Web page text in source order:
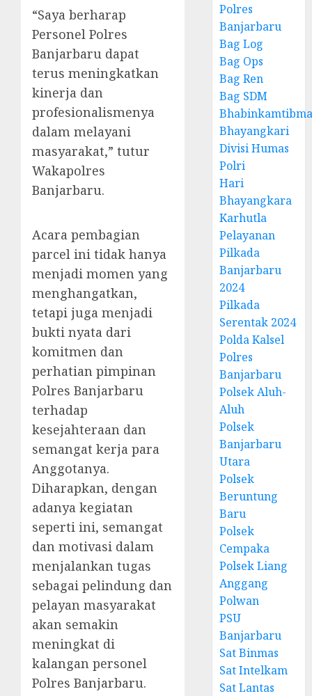
“Saya berharap
Personel Polres
Banjarbaru dapat
terus meningkatkan
kinerja dan
profesionalismenya
dalam melayani
masyarakat,” tutur
Wakapolres
Banjarbaru.
Acara pembagian
parcel ini tidak hanya
menjadi momen yang
menghangatkan,
tetapi juga menjadi
bukti nyata dari
komitmen dan
perhatian pimpinan
Polres Banjarbaru
terhadap
kesejahteraan dan
semangat kerja para
Anggotanya.
Diharapkan, dengan
adanya kegiatan
seperti ini, semangat
dan motivasi dalam
menjalankan tugas
sebagai pelindung dan
pelayan masyarakat
akan semakin
meningkat di
kalangan personel
Polres Banjarbaru.
Polres
Banjarbaru
Bag Log
Bag Ops
Bag Ren
Bag SDM
Bhayangkari
Divisi Humas
Polri
Hari
Bhayangkara
Karhutla
Pelayanan
Pilkada
Banjarbaru
2024
Pilkada
Serentak 2024
Polda Kalsel
Polres
Banjarbaru
Polsek Aluh-
Aluh
Polsek
Banjarbaru
Utara
Polsek
Beruntung
Baru
Polsek
Cempaka
Polsek Liang
Anggang
Polwan
PSU
Banjarbaru
Sat Binmas
Sat Intelkam
Sat Lantas